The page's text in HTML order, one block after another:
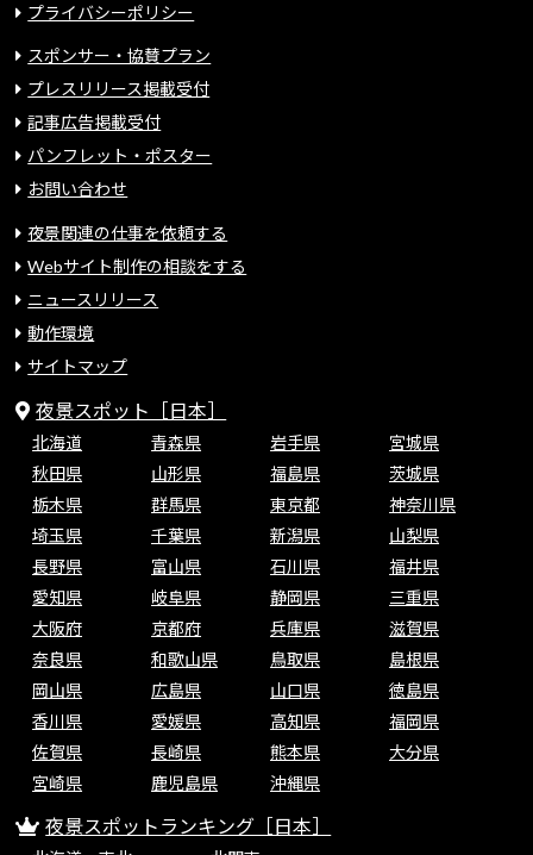
プライバシーポリシー
スポンサー・協賛プラン
プレスリリース掲載受付
記事広告掲載受付
パンフレット・ポスター
お問い合わせ
夜景関連の仕事を依頼する
Webサイト制作の相談をする
ニュースリリース
動作環境
サイトマップ
夜景スポット［日本］
北海道 青森県 岩手県
宮城県
秋田県
山形県 福島県
茨城県
栃木県
群馬県 東京都
神奈川県
埼玉県
千葉県 新潟県
山梨県
長野県
富山県 石川県
福井県
愛知県
岐阜県 静岡県
三重県
大阪府
京都府 兵庫県
滋賀県
奈良県
和歌山県 鳥取県
島根県
岡山県
広島県 山口県
徳島県
香川県
愛媛県 高知県
福岡県
佐賀県
長崎県 熊本県
大分県
宮崎県
鹿児島県 沖縄県
夜景スポットランキング［日本］